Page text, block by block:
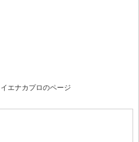
イエナカプロのページ